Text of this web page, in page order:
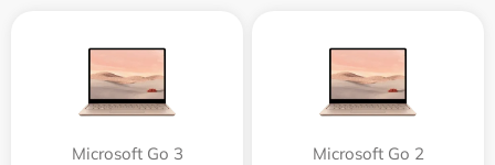
Microsoft Go 3 Microsoft Go 2